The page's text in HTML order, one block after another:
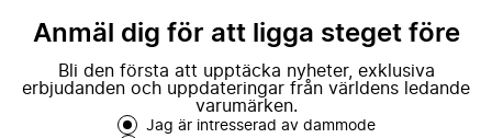
Anmäl dig för att ligga steget före
Bli den första att upptäcka nyheter, exklusiva
erbjudanden och uppdateringar från världens ledande
varumärken.
Jag är intresserad av dammode